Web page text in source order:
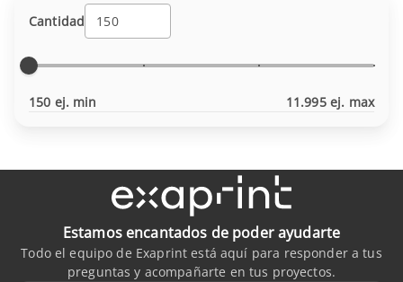
Cantidad
150 ej. min 11.995 ej. max
Estamos encantados de poder ayudarte
Todo el equipo de Exaprint está aquí para responder a tus
preguntas y acompañarte en tus proyectos.